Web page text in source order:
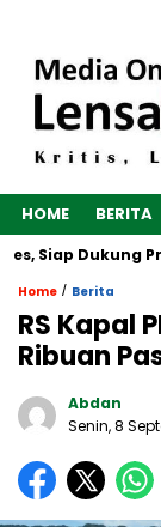
HOME BERITA
Siap Dukung
Home / Berita
RS Kapal
Ribuan
Abdan
Senin, 8